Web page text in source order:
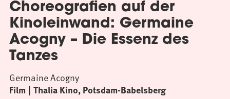
Choreografien auf der
Kinoleinwand: Germaine
Acogny – Die Essenz des
Tanzes
Film Thalia Kino, Potsdam-Babelsberg
Germaine Acogny